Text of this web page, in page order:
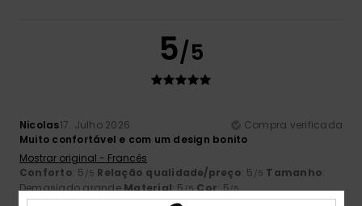
5/5
Nicolas17. Julho 2026
Compra verificada
Muito confortável e com um design bonito
Mostrar original - Francês
Conforto: 5 /5 Relação qualidade/preço: 5 /5 Tamanho:
Demasiado grandeMaterial: 5/5 Cor: 5/5